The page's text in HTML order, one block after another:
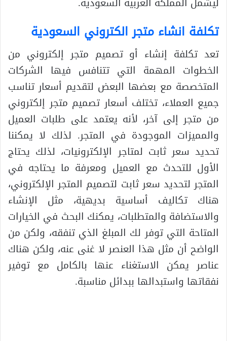
تكلفة انشاء متجر الكتروني السعودية
تعد تكلفة إنشاء أو تصميم متجر إلكتروني من
الخطوات المهمة التي تتنافس فيها الشركات
المتخصصة مع بعضها البعض لتقديم أسعار تناسب
جميع العملاء، تختلف أسعار تصميم متجر إلكتروني
من متجر إلى آخر، لأنه يعتمد على طلبات العميل
والمميزات الموجودة في المتجر. لذلك لا يمكننا
تحديد سعر ثابت لمتاجر الإلكترونيات، لذلك يحتاج
الأول للتحدث مع العميل ومعرفة ما يحتاجه في
المتجر لتحديد سعر ثابت لتصميم المتجر الإلكتروني،
هناك تكاليف أساسية بديهية، مثل الإنشاء
والاستضافة والمتطلبات، يمكنك البحث في الخيارات
المتاحة التي توفر لك المبلغ الذي تنفقه، ولكن من
الواضح أن مثل هذا العنصر لا غنى عنه، ولكن هناك
عناصر يمكن الاستغناء عنها بالكامل مع توفير
نفقاتها واستبدالها ببدائل مناسبة.